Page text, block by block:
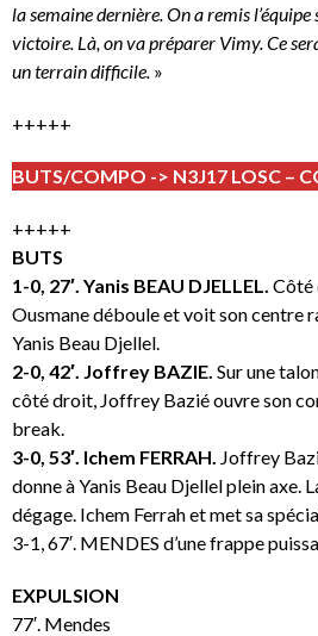
la semaine dernière. On a remis
victoire. Là, on va préparer Vimy. Ce
un terrain difficile. »
+++++
BUTS/COMPO -> N3J17 LOSC –
+++++
BUTS
1-0, 27′. Yanis BEAU DJELLEL. Côté
Ousmane déboule et voit son centre
Yanis Beau Djellel.
2-0, 42′. Joffrey BAZIE. Sur une
côté droit, Joffrey Bazié ouvre son
break.
3-0, 53′. Ichem FERRAH. Joffrey
donne à Yanis Beau Djellel plein axe.
dégage. Ichem Ferrah et met sa
3-1, 67′. MENDES d’une frappe
EXPULSION
77′. Mendes